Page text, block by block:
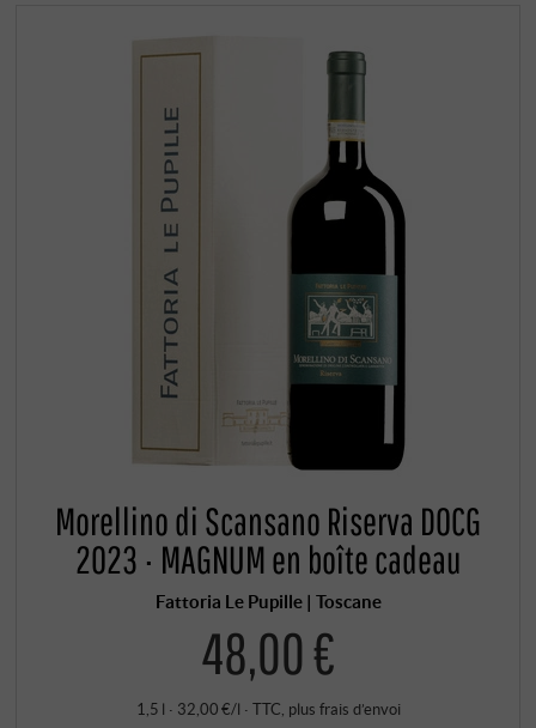
Morellino di Scansano Riserva DOCG
2023 · MAGNUM en boîte cadeau
Fattoria Le Pupille | Toscane
48,00 €
1,5 l · 32,00 €/l · TTC , plus frais d’envoi